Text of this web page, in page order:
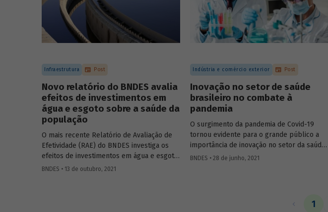
Infraestrutura Post
Novo relatório do BNDES avalia
efeitos de investimentos em
água e esgoto sobre a saúde da
população
O mais recente Relatório de Avaliação de
Efetividade (RAE) do BNDES investiga os
efeitos de investimentos em água e esgoto
sobre indicadores de saúde. Dados do
BNDES • 13 de outubro, 2021
Indústria e comércio exterior Post
Inovação no setor de saúde
brasileiro no combate à
pandemia
O surgimento da pandemia de Covid-19
tornou evidente para o grande público a
importância de inovação no setor da saúde,
em especial, no ramo farmacêutico. Nesse
BNDES • 28 de junho, 2021
1